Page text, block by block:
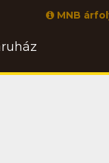
MNB